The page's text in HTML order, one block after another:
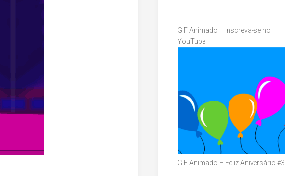
GIF Animado – Inscreva-se no
YouTube
GIF Animado – Feliz Aniversário #3